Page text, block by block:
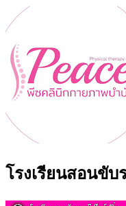
โรงเรียนสอนขับ